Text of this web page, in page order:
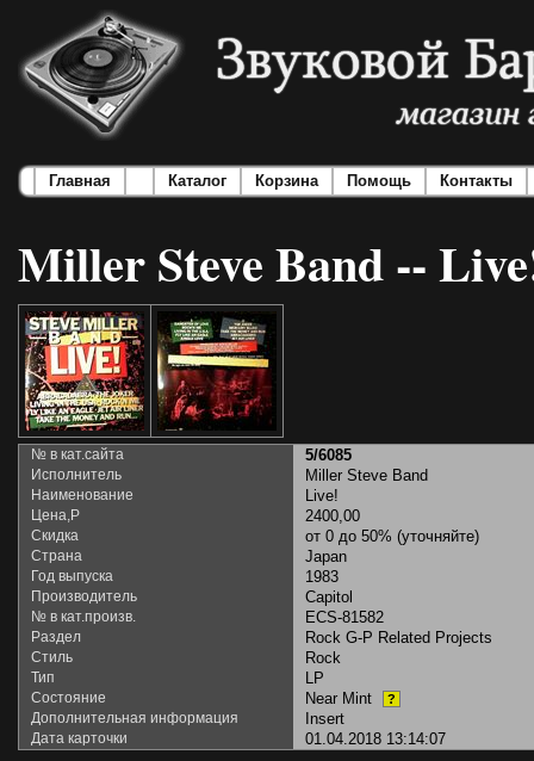
Главная Каталог Корзина Помощь Контакты
Miller Steve Band --
№ в кат.сайта 5/6085
Исполнитель Miller Steve Band
Наименование Live!
Цена,Р 2400,00
Скидка от 0 до 50% (уточняйте)
Страна Japan
Год выпуска 1983
Производитель Capitol
№ в кат.произв. ECS-81582
Раздел Rock G-P Related Projects
Стиль Rock
Тип LP
Состояние Near Mint ?
Дополнительная информация Insert
Дата карточки 01.04.2018 13:14:07